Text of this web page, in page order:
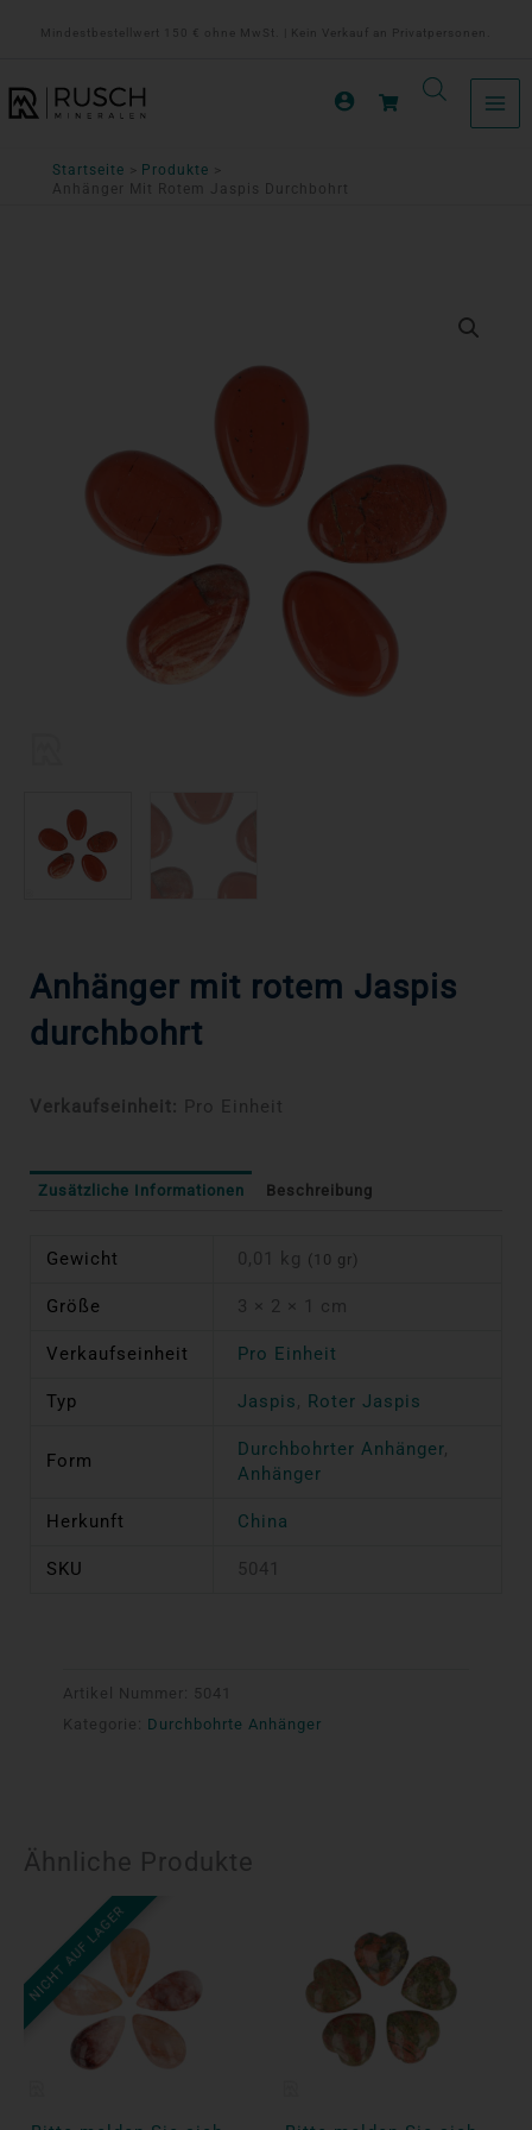
Mindestbestellwert 150 € ohne MwSt. | Kein Verkauf an Privatpersonen.
Startseite
Produkte
Anhänger Mit Rotem Jaspis Durchbohrt
Anhänger mit rotem Jaspis
durchbohrt
Verkaufseinheit: Pro Einheit
Zusätzliche Informationen Beschreibung
Gewicht 0,01 kg (10 gr)
Größe 3 × 2 × 1 cm
Verkaufseinheit Pro Einheit
Typ Jaspis, Roter Jaspis
Form
Durchbohrter Anhänger,
Anhänger
Herkunft China
SKU 5041
Artikel Nummer:
5041
Kategorie:
Durchbohrte Anhänger
Ähnliche Produkte
NICHT AUF LAGER